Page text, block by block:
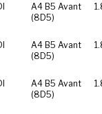
A4 B5 Avant
(8D5)
A4 B5 Avant
(8D5)
A4 B5 Avant
(8D5)